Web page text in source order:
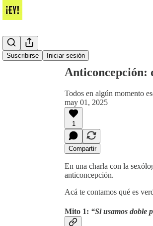
Suscribirse Iniciar sesión
Anticoncepción:
Todos en algún momento
may 01, 2025
1
Compartir
En una charla con la
anticoncepción.
Acá te contamos qué es
Mito 1: “Si usamos doble